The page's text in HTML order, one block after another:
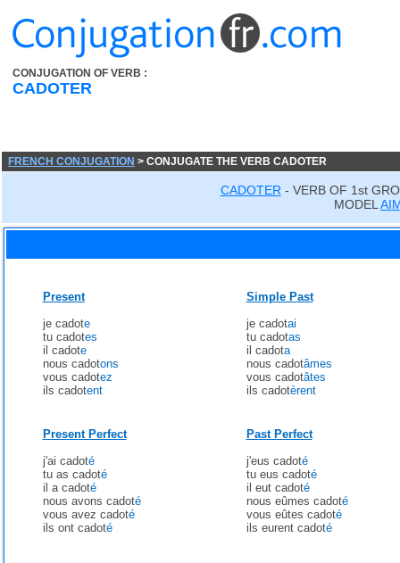
CONJUGATION OF VERB :
CADOTER
FRENCH CONJUGATION > CONJUGATE THE VERB CADOTER
CADOTER - VERB OF 1st
MODEL
Present
je cadote
tu cadotes
il cadote
nous cadotons
vous cadotez
ils cadotent
Simple Past
je cadotai
tu cadotas
il cadota
nous cadotâmes
vous cadotâtes
ils cadotèrent
Present Perfect
j'ai cadoté
tu as cadoté
il a cadoté
nous avons cadoté
vous avez cadoté
ils ont cadoté
Past Perfect
j'eus cadoté
tu eus cadoté
il eut cadoté
nous eûmes cadoté
vous eûtes cadoté
ils eurent cadoté